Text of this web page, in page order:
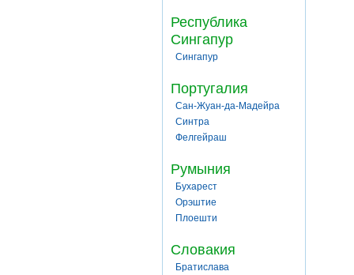
Республика
Сингапур
Сингапур
Португалия
Сан-Жуан-да-Мадейра
Синтра
Фелгейраш
Румыния
Бухарест
Орэштие
Плоешти
Словакия
Братислава